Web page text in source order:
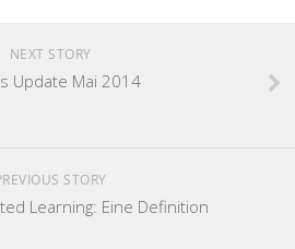
NEXT STORY
Update Mai 2014
STORY
Learning: Eine Definition